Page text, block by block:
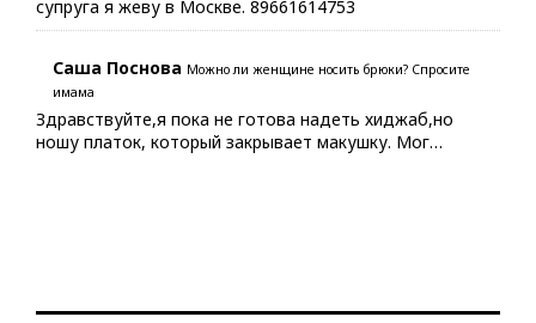
супруга я жеву в Москве. 89661614753
Саша Поснова Можно ли женщине носить брюки? Спросите
имама
Здравствуйте,я пока не готова надеть хиджаб,но
ношу платок, который закрывает макушку. Мог…